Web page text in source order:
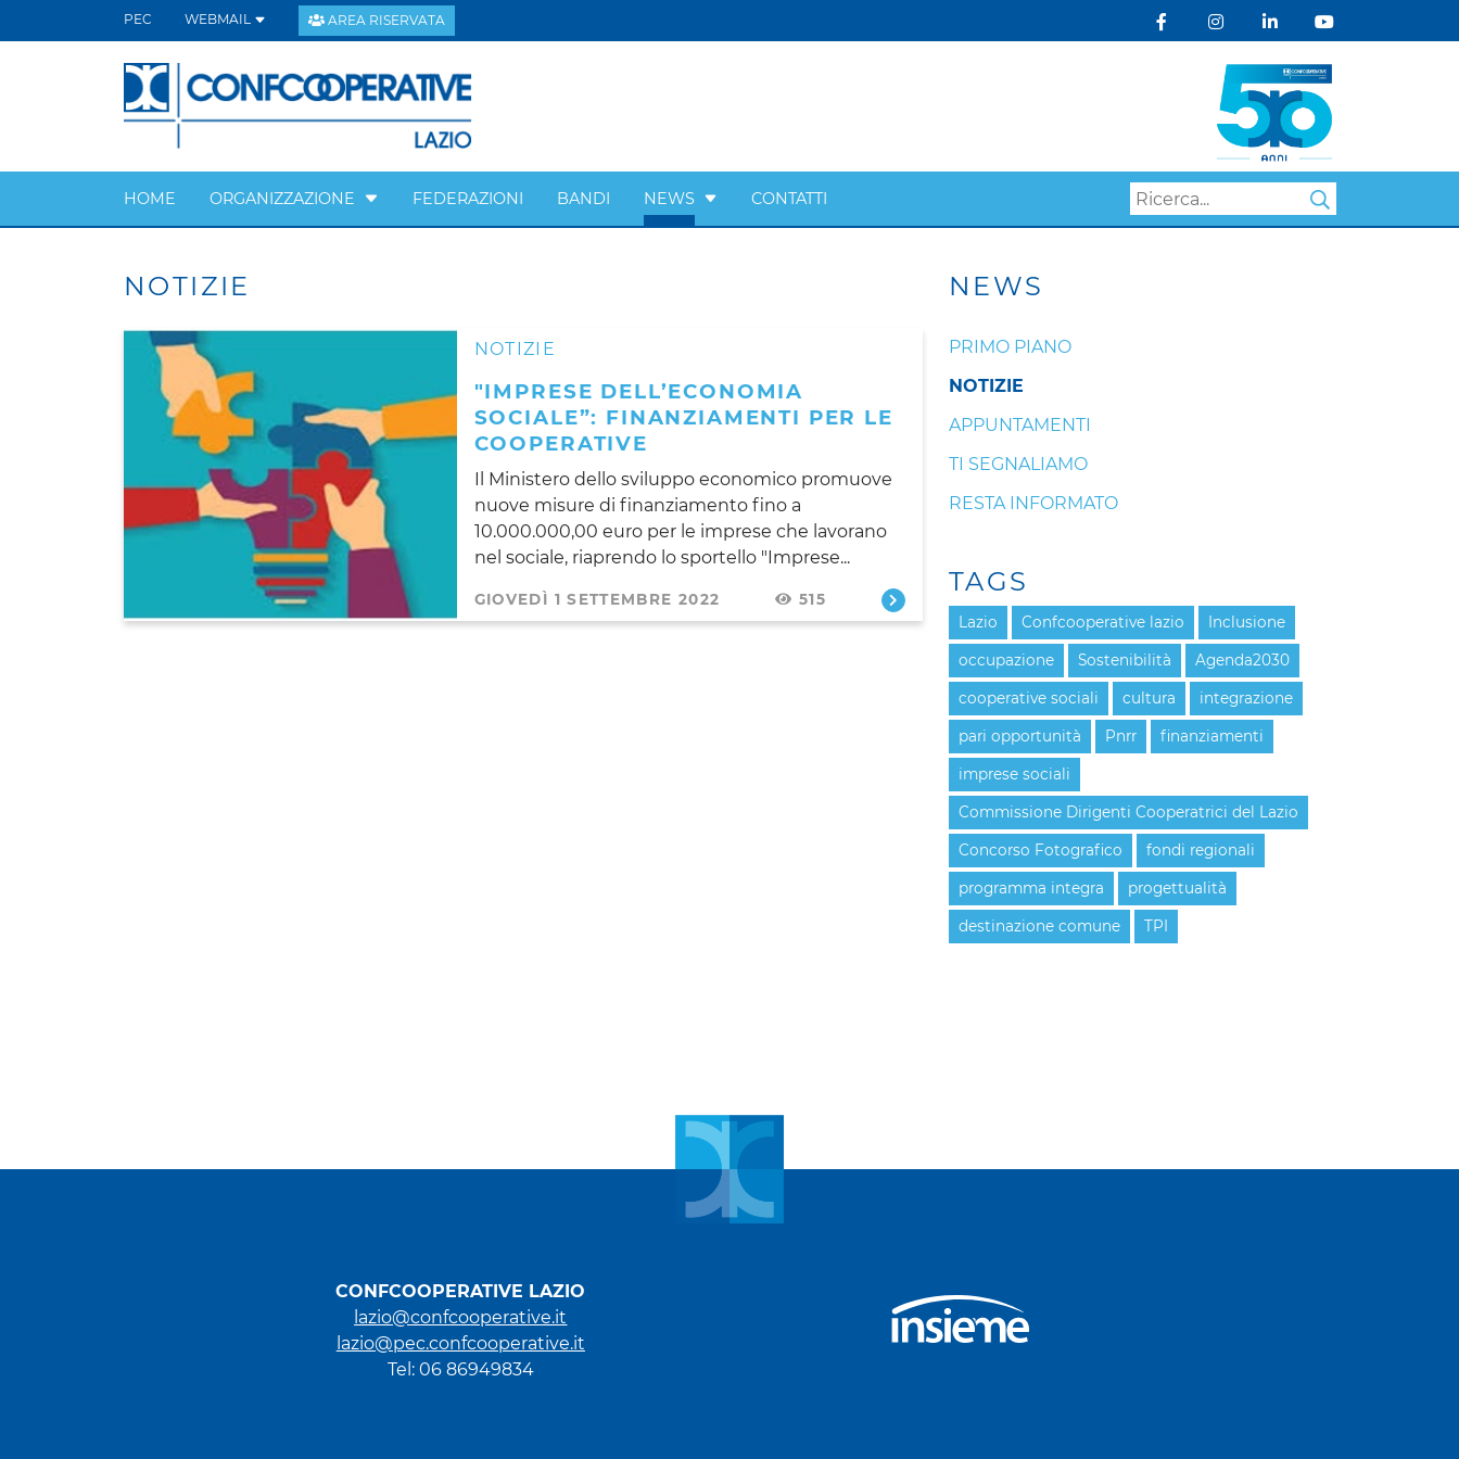
PEC WEBMAIL AREA RISERVATA
HOME ORGANIZZAZIONE FEDERAZIONI BANDI NEWS CONTATTI
NOTIZIE
NOTIZIE
"IMPRESE DELL’ECONOMIA
SOCIALE”: FINANZIAMENTI PER LE
COOPERATIVE
Il Ministero dello sviluppo economico promuove
nuove misure di finanziamento fino a
10.000.000,00 euro per le imprese che lavorano
nel sociale, riaprendo lo sportello "Imprese...
GIOVEDÌ 1 SETTEMBRE 2022 515
NEWS
PRIMO PIANO
NOTIZIE
APPUNTAMENTI
TI SEGNALIAMO
RESTA INFORMATO
TAGS
Lazio Confcooperative lazio Inclusione
occupazione Sostenibilità Agenda2030
cooperative sociali cultura integrazione
pari opportunità Pnrr finanziamenti
imprese sociali
Commissione Dirigenti Cooperatrici del Lazio
Concorso Fotografico fondi regionali
programma integra progettualità
destinazione comune TPI
CONFCOOPERATIVE LAZIO
lazio@confcooperative.it
lazio@pec.confcooperative.it
Tel: 06 86949834